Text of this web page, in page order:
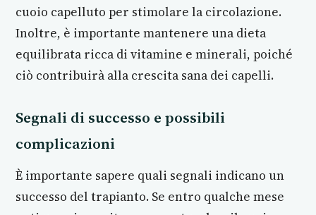
cuoio capelluto per stimolare la circolazione.
Inoltre, è importante mantenere una dieta
equilibrata ricca di vitamine e minerali, poiché
ciò contribuirà alla crescita sana dei capelli.
Segnali di successo e possibili
complicazioni
È importante sapere quali segnali indicano un
successo del trapianto. Se entro qualche mese